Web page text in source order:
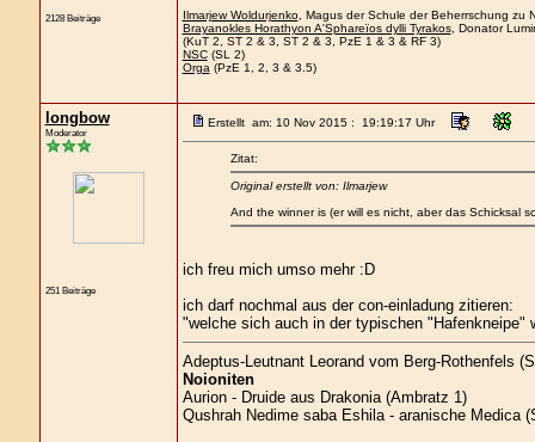
2128 Beiträge Ilmarjew Woldurjenko, Magus der Schule der Beherrschung zu
Brayanokles Horathyon A'Sphareïos dylli Tyrakos, Donator
(KuT 2, ST 2 & 3, ST 2 & 3, PzE 1 & 3 & RF 3)
NSC(SL 2)
Orga (PzE 1, 2, 3 & 3.5)
longbow
Moderator
251 Beiträge
Erstellt am: 10 Nov 2015 : 19:19:17 Uhr
Zitat:
Original erstellt von: Ilmarjew
And the winner is (er will es nicht, aber das Schicksal
ich freu mich umso mehr :D
ich darf nochmal aus der con-einladung zitieren:
"welche sich auch in der typischen "Hafenkneipe"
Adeptus-Leutnant Leorand vom Berg-Rothenfels
Noioniten
Aurion - Druide aus Drakonia (Ambratz 1)
Qushrah Nedime saba Eshila - aranische Medica